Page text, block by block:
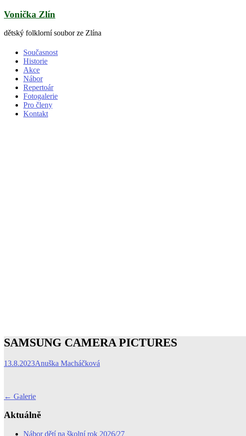
Skip
content
Vonička Zlín
dětský folklorní soubor ze Zlína
Současnost
Historie
Akce
Nábor
Repertoár
Fotogalerie
Pro členy
Kontakt
SAMSUNG CAMERA PICTURES
13.8.2023Anuška Macháčková
Post
← Galerie
Aktuálně
Nábor dětí na školní rok 2026/27